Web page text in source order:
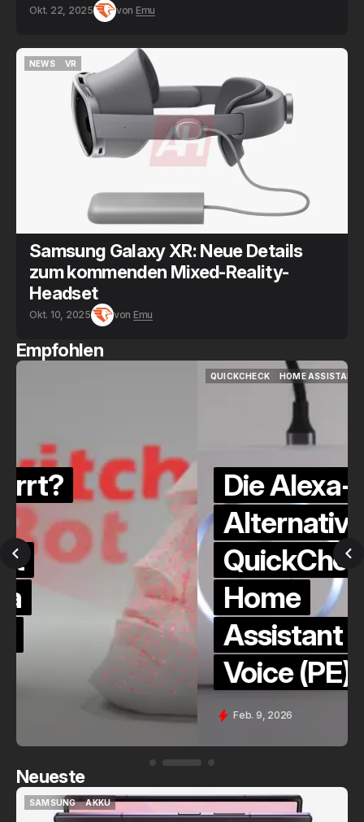
Okt. 22, 2025 von Emu
NEWS
VR
VR
Samsung Galaxy XR: Neue Details
zum kommenden Mixed-Reality-
Headset
Okt. 10, 2025 von Emu
Empfohlen
Die Alexa-
Alternative?
QuickCheck:
Home
Assistant
Voice (PE)
Feb. 9, 2026
Neueste
SAMSUNG
SAMSUNG
AKKU
AKKU